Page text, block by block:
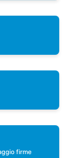
firme